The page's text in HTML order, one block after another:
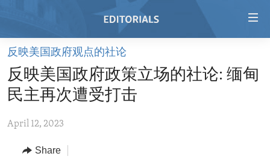
Skip
main
content
to
Navigation
HOME
VIDEO
REGIONS
AFRICA
TOPICS
反映美国政府观点的社论
反映美国政府政策立场的社论: 缅甸
民主再次遭受打击
April 12, 2023
Share